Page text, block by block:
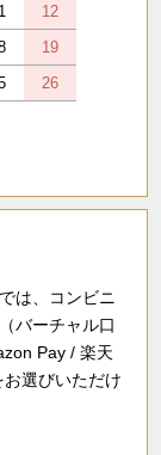
12
19
26
は、コンビニ
バーチャル口
Pay / 楽天
選びいただけ